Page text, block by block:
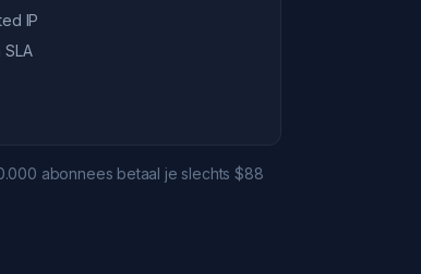
IP
SLA
abonnees betaal je slechts $88